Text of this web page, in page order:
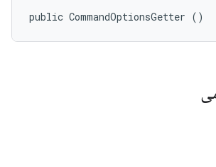
public CommandOptionsGetter ()